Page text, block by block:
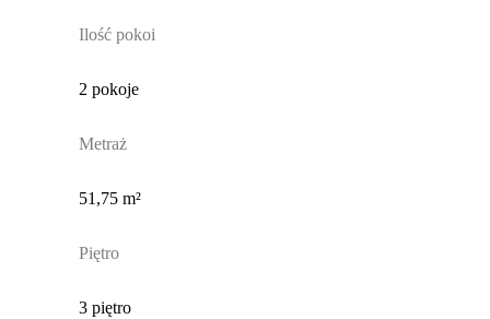
Ilość pokoi
2 pokoje
Metraż
51,75 m²
Piętro
3 piętro